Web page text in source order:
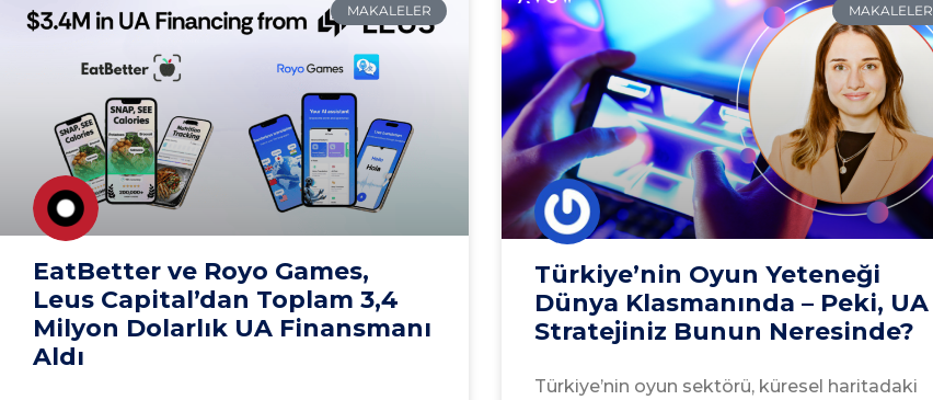
MAKALELER
EatBetter ve Royo Games,
Leus Capital’dan Toplam 3,4
Milyon Dolarlık UA Finansmanı
Aldı
MAKALELER
Türkiye’nin Oyun Yeteneği
Dünya Klasmanında – Peki, UA
Stratejiniz Bunun Neresinde?
Türkiye’nin oyun sektörü, küresel haritadaki